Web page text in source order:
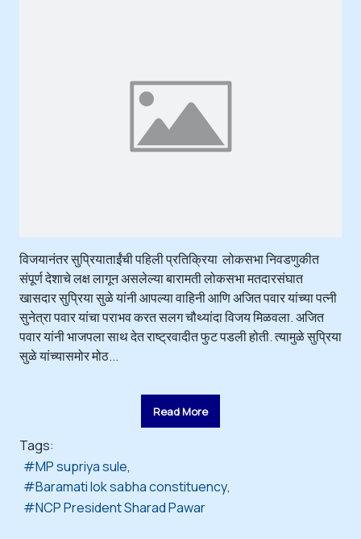
विजयानंतर सुप्रियाताईंची पहिली प्रतिक्रिया लोकसभा निवडणुकीत
संपूर्ण देशाचे लक्ष लागून असलेल्या बारामती लोकसभा मतदारसंघात
खासदार सुप्रिया सुळे यांनी आपल्या वाहिनी आणि अजित पवार यांच्या पत्नी
सुनेत्रा पवार यांचा पराभव करत सलग चौथ्यांदा विजय मिळवला. अजित
पवार यांनी भाजपला साथ देत राष्ट्रवादीत फुट पडली होती. त्यामुळे सुप्रिया
सुळे यांच्यासमोर मोठ...
Read More
Tags:
MP supriya sule
Baramati lok sabha constituency
NCP President Sharad Pawar